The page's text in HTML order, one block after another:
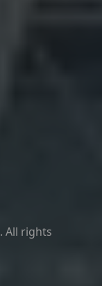
. All rights